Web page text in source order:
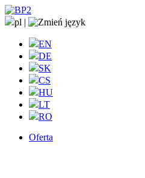
pl |
EN
DE
SK
CS
HU
LT
RO
Oferta